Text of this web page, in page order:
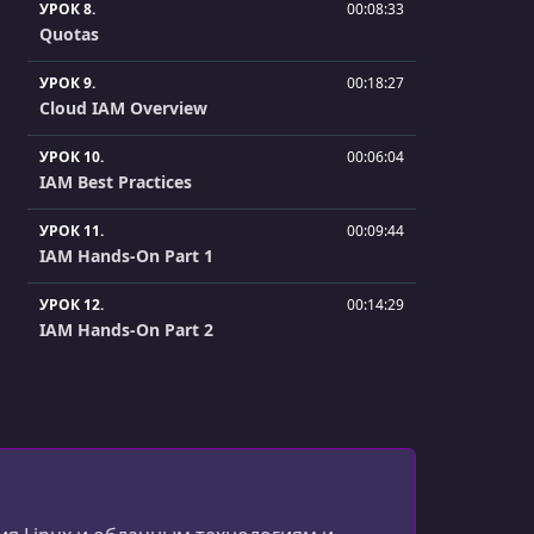
УРОК 8. 00:08:33
Quotas
УРОК 9. 00:18:27
Cloud IAM Overview
УРОК 10. 00:06:04
IAM Best Practices
УРОК 11. 00:09:44
IAM Hands-On Part 1
УРОК 12. 00:14:29
IAM Hands-On Part 2
УРОК 14. 00:15:33